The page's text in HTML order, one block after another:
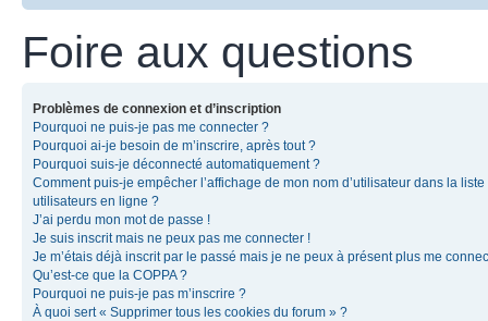
Foire aux questions
Problèmes de connexion et d’inscription
Pourquoi ne puis-je pas me connecter ?
Pourquoi ai-je besoin de m’inscrire, après tout ?
Pourquoi suis-je déconnecté automatiquement ?
Comment puis-je empêcher l’affichage de mon nom d’utilisateur dans la liste
utilisateurs en ligne ?
J’ai perdu mon mot de passe !
Je suis inscrit mais ne peux pas me connecter !
Je m’étais déjà inscrit par le passé mais je ne peux à présent plus me
Qu’est-ce que la COPPA ?
Pourquoi ne puis-je pas m’inscrire ?
À quoi sert « Supprimer tous les cookies du forum » ?